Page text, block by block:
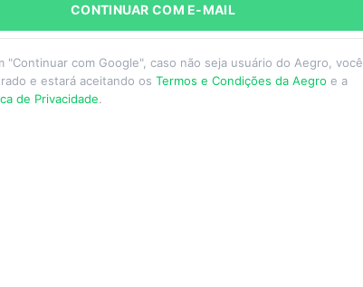
CONTINUAR COM E-MAIL
"Continuar com Google", caso não seja usuário do Aegro, você
e estará aceitando os Termos e Condições da Aegro e a
de Privacidade.